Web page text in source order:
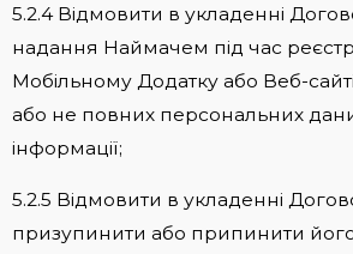
5.2.4 Відмовити в укладенні
надання Наймачем під час
Мобільному Додатку або Веб-
або не повних персональних
інформації;
5.2.5 Відмовити в укладенні
призупинити або припинити